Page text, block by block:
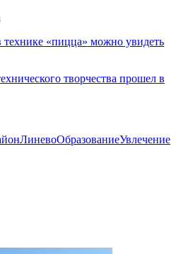
«пицца» можно увидеть
творчества прошел в
ЛиневоОбразованиеУвлечение